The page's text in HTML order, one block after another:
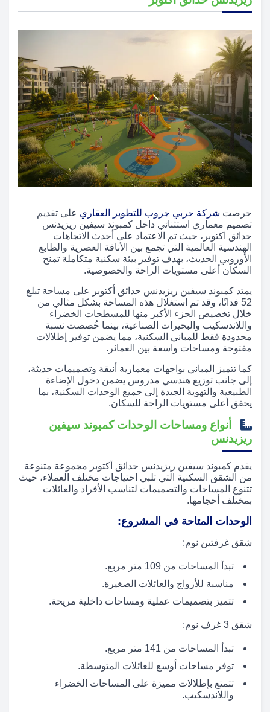
حرصت شركة حربي جروب للتطوير العقاري على تقديم
تصميم معماري استثنائي داخل كمبوند سيفين ريزيدنس
حدائق اكتوبر، حيث تم الاعتماد على أحدث الاتجاهات
الهندسية العالمية التي تجمع بين الأناقة العصرية والطابع
الأوروبي الحديث، بهدف توفير بيئة سكنية متكاملة تمنح
السكان أعلى مستويات الراحة والخصوصية.
يمتد كمبوند سيفين ريزيدنس حدائق أكتوبر على مساحة تبلغ
52 فدانًا، وقد تم استغلال هذه المساحة بشكل مثالي من
خلال تخصيص الجزء الأكبر منها للمسطحات الخضراء
واللاندسكيب والبحيرات الصناعية، بينما خُصصت نسبة
محدودة فقط للمباني السكنية، مما يضمن توفير إطلالات
مفتوحة ومساحات واسعة بين العمائر.
كما تتميز المباني بواجهات معمارية أنيقة وتصميمات حديثة،
إلى جانب توزيع هندسي مدروس يضمن دخول الإضاءة
الطبيعية والتهوية الجيدة إلى جميع الوحدات السكنية، بما
يحقق أعلى مستويات الراحة للسكان.
أنواع ومساحات الوحدات كمبوند سيفين
ريزيدنس
يقدم كمبوند سيفين ريزيدنس حدائق أكتوبر مجموعة متنوعة
من الشقق السكنية التي تلبي احتياجات مختلف العملاء، حيث
تتنوع المساحات والتصميمات لتناسب الأفراد والعائلات
بمختلف أحجامها.
الوحدات المتاحة في المشروع:
شقق غرفتين نوم:
تبدأ المساحات من 109 متر مربع.
مناسبة للأزواج والعائلات الصغيرة.
تتميز بتصميمات عملية ومساحات داخلية مريحة.
شقق 3 غرف نوم:
تبدأ المساحات من 141 متر مربع.
توفر مساحات أوسع للعائلات المتوسطة.
تتمتع بإطلالات مميزة على المساحات الخضراء
واللاندسكيب.